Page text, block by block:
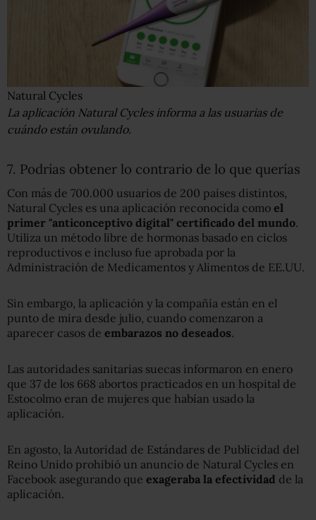
Natural Cycles
La aplicación Natural Cycles informa a las usuarias de
cuándo están ovulando.
7. Podrías obtener lo contrario de lo que querías
Con más de 700.000 usuarios de 200 países distintos,
Natural Cycles es una aplicación reconocida como el
primer "anticonceptivo digital" certificado del mundo.
Utiliza un método libre de hormonas basado en ciclos
reproductivos e incluso fue aprobada por la
Administración de Medicamentos y Alimentos de EE.UU.
Sin embargo, la aplicación y la compañía están en el
punto de mira desde julio, cuando comenzaron a
aparecer casos de embarazos no deseados.
Las autoridades sanitarias suecas informaron en enero
que 37 de los 668 abortos practicados en un hospital de
Estocolmo eran de mujeres que habían usado la
aplicación.
En agosto, la Autoridad de Estándares de Publicidad del
Reino Unido prohibió un anuncio de Natural Cycles en
Facebook asegurando que exageraba la efectividad de la
aplicación.